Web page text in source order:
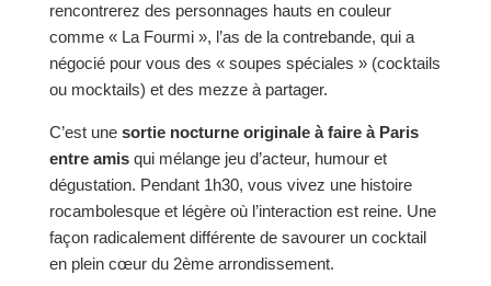
rencontrerez des personnages hauts en couleur
comme « La Fourmi », l’as de la contrebande, qui a
négocié pour vous des « soupes spéciales » (cocktails
ou mocktails) et des mezze à partager.
C’est une sortie nocturne originale à faire à Paris
entre amis qui mélange jeu d’acteur, humour et
dégustation. Pendant 1h30, vous vivez une histoire
rocambolesque et légère où l’interaction est reine. Une
façon radicalement différente de savourer un cocktail
en plein cœur du 2ème arrondissement.